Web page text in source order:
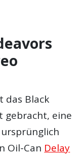
das Black
gebracht, eine
Oil-Can Delay